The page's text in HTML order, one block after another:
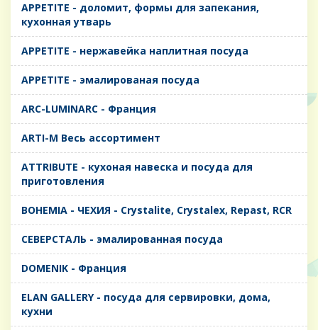
APPETITE - доломит, формы для запекания,
кухонная утварь
APPETITE - нержавейка наплитная посуда
APPETITE - эмалированая посуда
ARC-LUMINARC - Франция
ARTI-M Весь ассортимент
ATTRIBUTE - кухоная навеска и посуда для
приготовления
BOHEMIA - ЧЕХИЯ - Crystalite, Crystalex, Repast, RCR
CЕВЕРСТАЛЬ - эмалированная посуда
DOMENIK - Франция
ELAN GALLERY - посуда для сервировки, дома,
кухни